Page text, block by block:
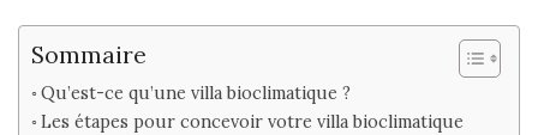
Sommaire
Qu’est-ce qu’une villa bioclimatique ?
Les étapes pour concevoir votre villa bioclimatique